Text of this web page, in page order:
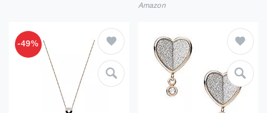
Amazon
-49%